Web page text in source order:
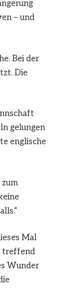
– und
Bei der
Die
gelungen
englische
Mal
treffend
Wunder